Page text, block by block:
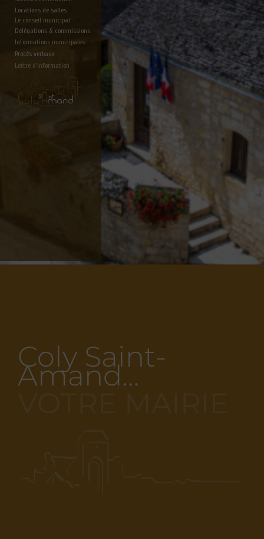
Locations de salles
Le conseil municipal
Délégations & commissions
Informations municipales
Lettre d'information
Procès verbaux
Coly Saint-
Amand…